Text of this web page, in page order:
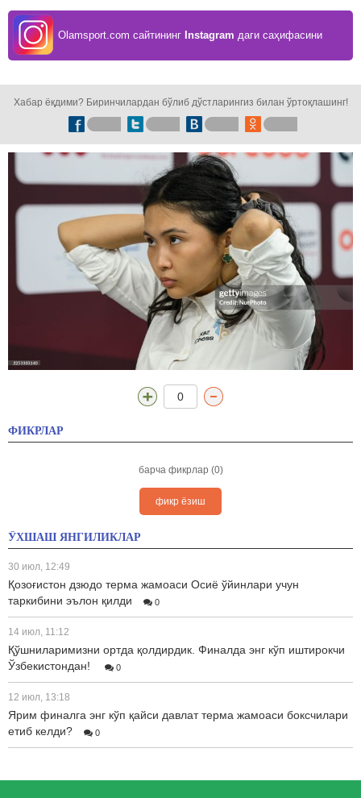
Olamsport.com сайтининг Instagram даги саҳифасини
Хабар ёқдими? Биринчилардан бўлиб дўстларингиз билан ўртоқлашинг!
0
ФИКРЛАР
барча фикрлар (0)
фикр ёзиш
ЎХШАШ ЯНГИЛИКЛАР
30 июл, 12:49
Қозоғистон дзюдо терма жамоаси Осиё ўйинлари учун
таркибини эълон қилди
0
14 июл, 11:12
Қўшниларимизни ортда қолдирдик. Финалда энг кўп иштирокчи
Ўзбекистондан!
0
12 июл, 13:18
Ярим финалга энг кўп қайси давлат терма жамоаси боксчилари
етиб келди?
0